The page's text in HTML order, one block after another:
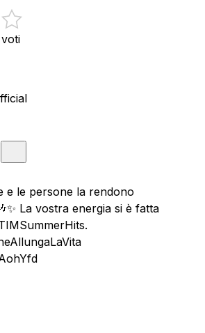
e le persone la rendono
La vostra energia si è fatta